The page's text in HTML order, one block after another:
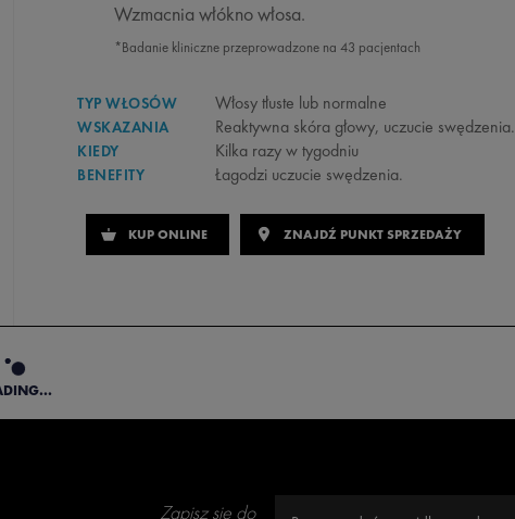
Wzmacnia włókno włosa.
*Badanie kliniczne przeprowadzone na 43 pacjentach
TYP WŁOSÓW Włosy tłuste lub normalne
WSKAZANIA Reaktywna skóra głowy, uczucie swędzenia.
KIEDY Kilka razy w tygodniu
BENEFITY Łagodzi uczucie swędzenia.
KUP ONLINE ZNAJDŹ PUNKT SPRZEDAŻY
Zapisz się do